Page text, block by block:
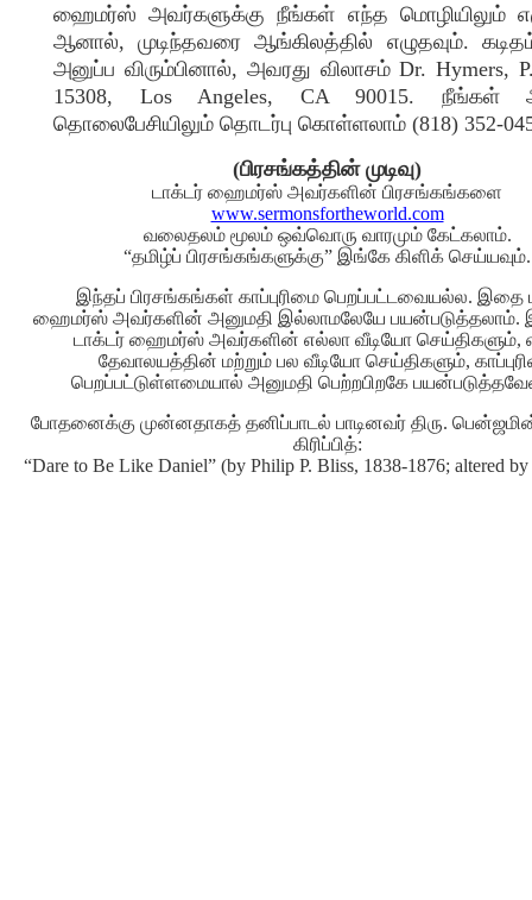
ஹைமர்ஸ் அவர்களுக்கு நீங்கள் எந்த மொழியிலும்
ஆனால், முடிந்தவரை ஆங்கிலத்தில் எழுதவும்.
அனுப்ப விரும்பினால், அவரது விலாசம் Dr. Hymers,
15308, Los Angeles, CA 90015. நீங்கள்
தொலைபேசியிலும் தொடர்பு கொள்ளலாம் (818) 352-
(பிரசங்கத்தின் முடிவு)
டாக்டர் ஹைமர்ஸ் அவர்களின் பிரசங்கங்களை
www.sermonsfortheworld.com
வலைதலம் மூலம் ஒவ்வொரு வாரமும் கேட்கலாம்.
“தமிழ்ப் பிரசங்கங்களுக்கு” இங்கே கிளிக் செய்யவும்.
இந்தப் பிரசங்கங்கள் காப்புரிமை பெறப்பட்டவையல்ல. இதை
ஹைமர்ஸ் அவர்களின் அனுமதி இல்லாமலேயே பயன்படுத்தலாம்.
டாக்டர் ஹைமர்ஸ் அவர்களின் எல்லா வீடியோ செய்திகளும்,
தேவாலயத்தின் மற்றும் பல வீடியோ செய்திகளும்,
பெறப்பட்டுள்ளமையால் அனுமதி பெற்றபிறகே
போதனைக்கு முன்னதாகத் தனிப்பாடல் பாடினவர் திரு.
கிரிப்பித்:
“Dare to Be Like Daniel” (by Philip P. Bliss, 1838-1876; altered